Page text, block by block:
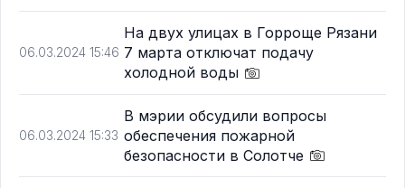
06.03.2024 15:46
На двух улицах в Горроще Рязани
7 марта отключат подачу
холодной воды
06.03.2024 15:33
В мэрии обсудили вопросы
обеспечения пожарной
безопасности в Солотче